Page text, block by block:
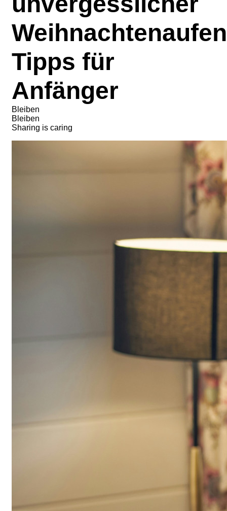
Tipps für
Anfänger
Bleiben
Bleiben
Sharing is caring